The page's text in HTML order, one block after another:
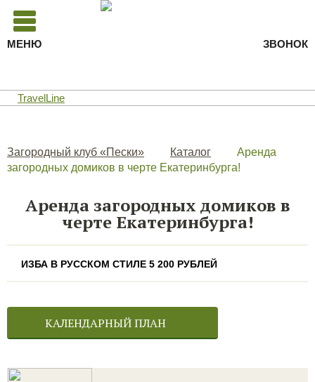
МЕНЮ ЗВОНОК
TravelLine
Загородный клуб «Пески» Каталог
Аренда
загородных домиков в черте Екатеринбурга!
Аренда загородных домиков в
черте Екатеринбурга!
ИЗБА В РУССКОМ СТИЛЕ 5 200 РУБЛЕЙ
КАЛЕНДАРНЫЙ ПЛАН